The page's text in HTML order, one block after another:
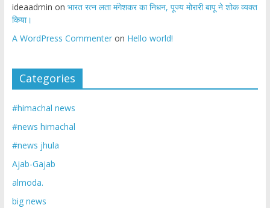
ideaadmin on भारत रत्न लता मंगेशकर का निधन, पूज्य मोरारी बापू ने शोक व्यक्त
किया।
A WordPress Commenteron Hello world!
Categories
#himachal news
#news himachal
#news jhula
Ajab-Gajab
almoda.
big news